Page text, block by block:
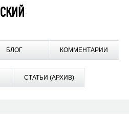
БЛОГ КОММЕНТАРИИ
СТАТЬИ (АРХИВ)